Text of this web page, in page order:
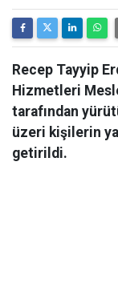
Recep Tayyip
Hizmetleri
tarafından
üzeri kişilerin
getirildi.